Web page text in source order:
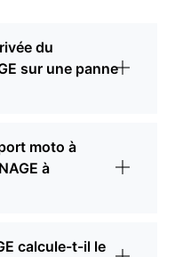
du
sur une panne
moto à
à
calcule-t-il le